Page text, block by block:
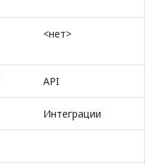
<нет>
API
Интеграции